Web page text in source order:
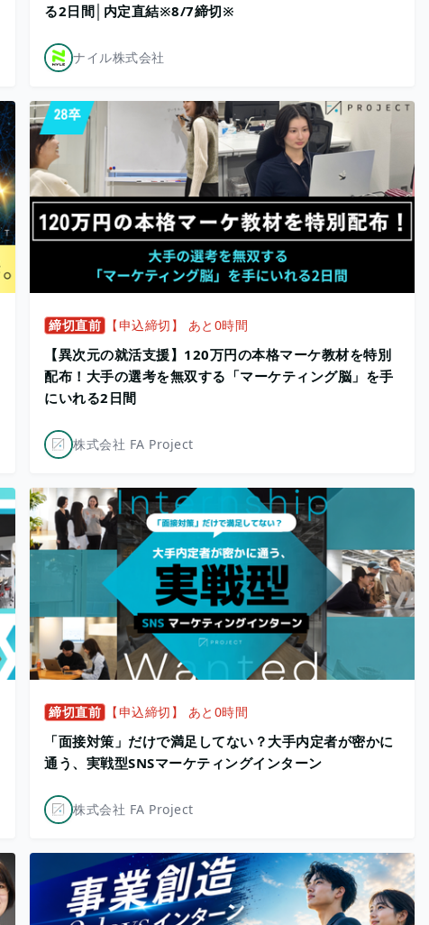
る2日間│内定直結※8/7締切※
ナイル株式会社
締切直前 【申込締切】 あと0時間
【異次元の就活支援】120万円の本格マーケ教材を特別
配布！大手の選考を無双する「マーケティング脳」を手
にいれる2日間
株式会社 FA Project
締切直前 【申込締切】 あと0時間
「面接対策」だけで満足してない？大手内定者が密かに
通う、実戦型SNSマーケティングインターン
株式会社 FA Project